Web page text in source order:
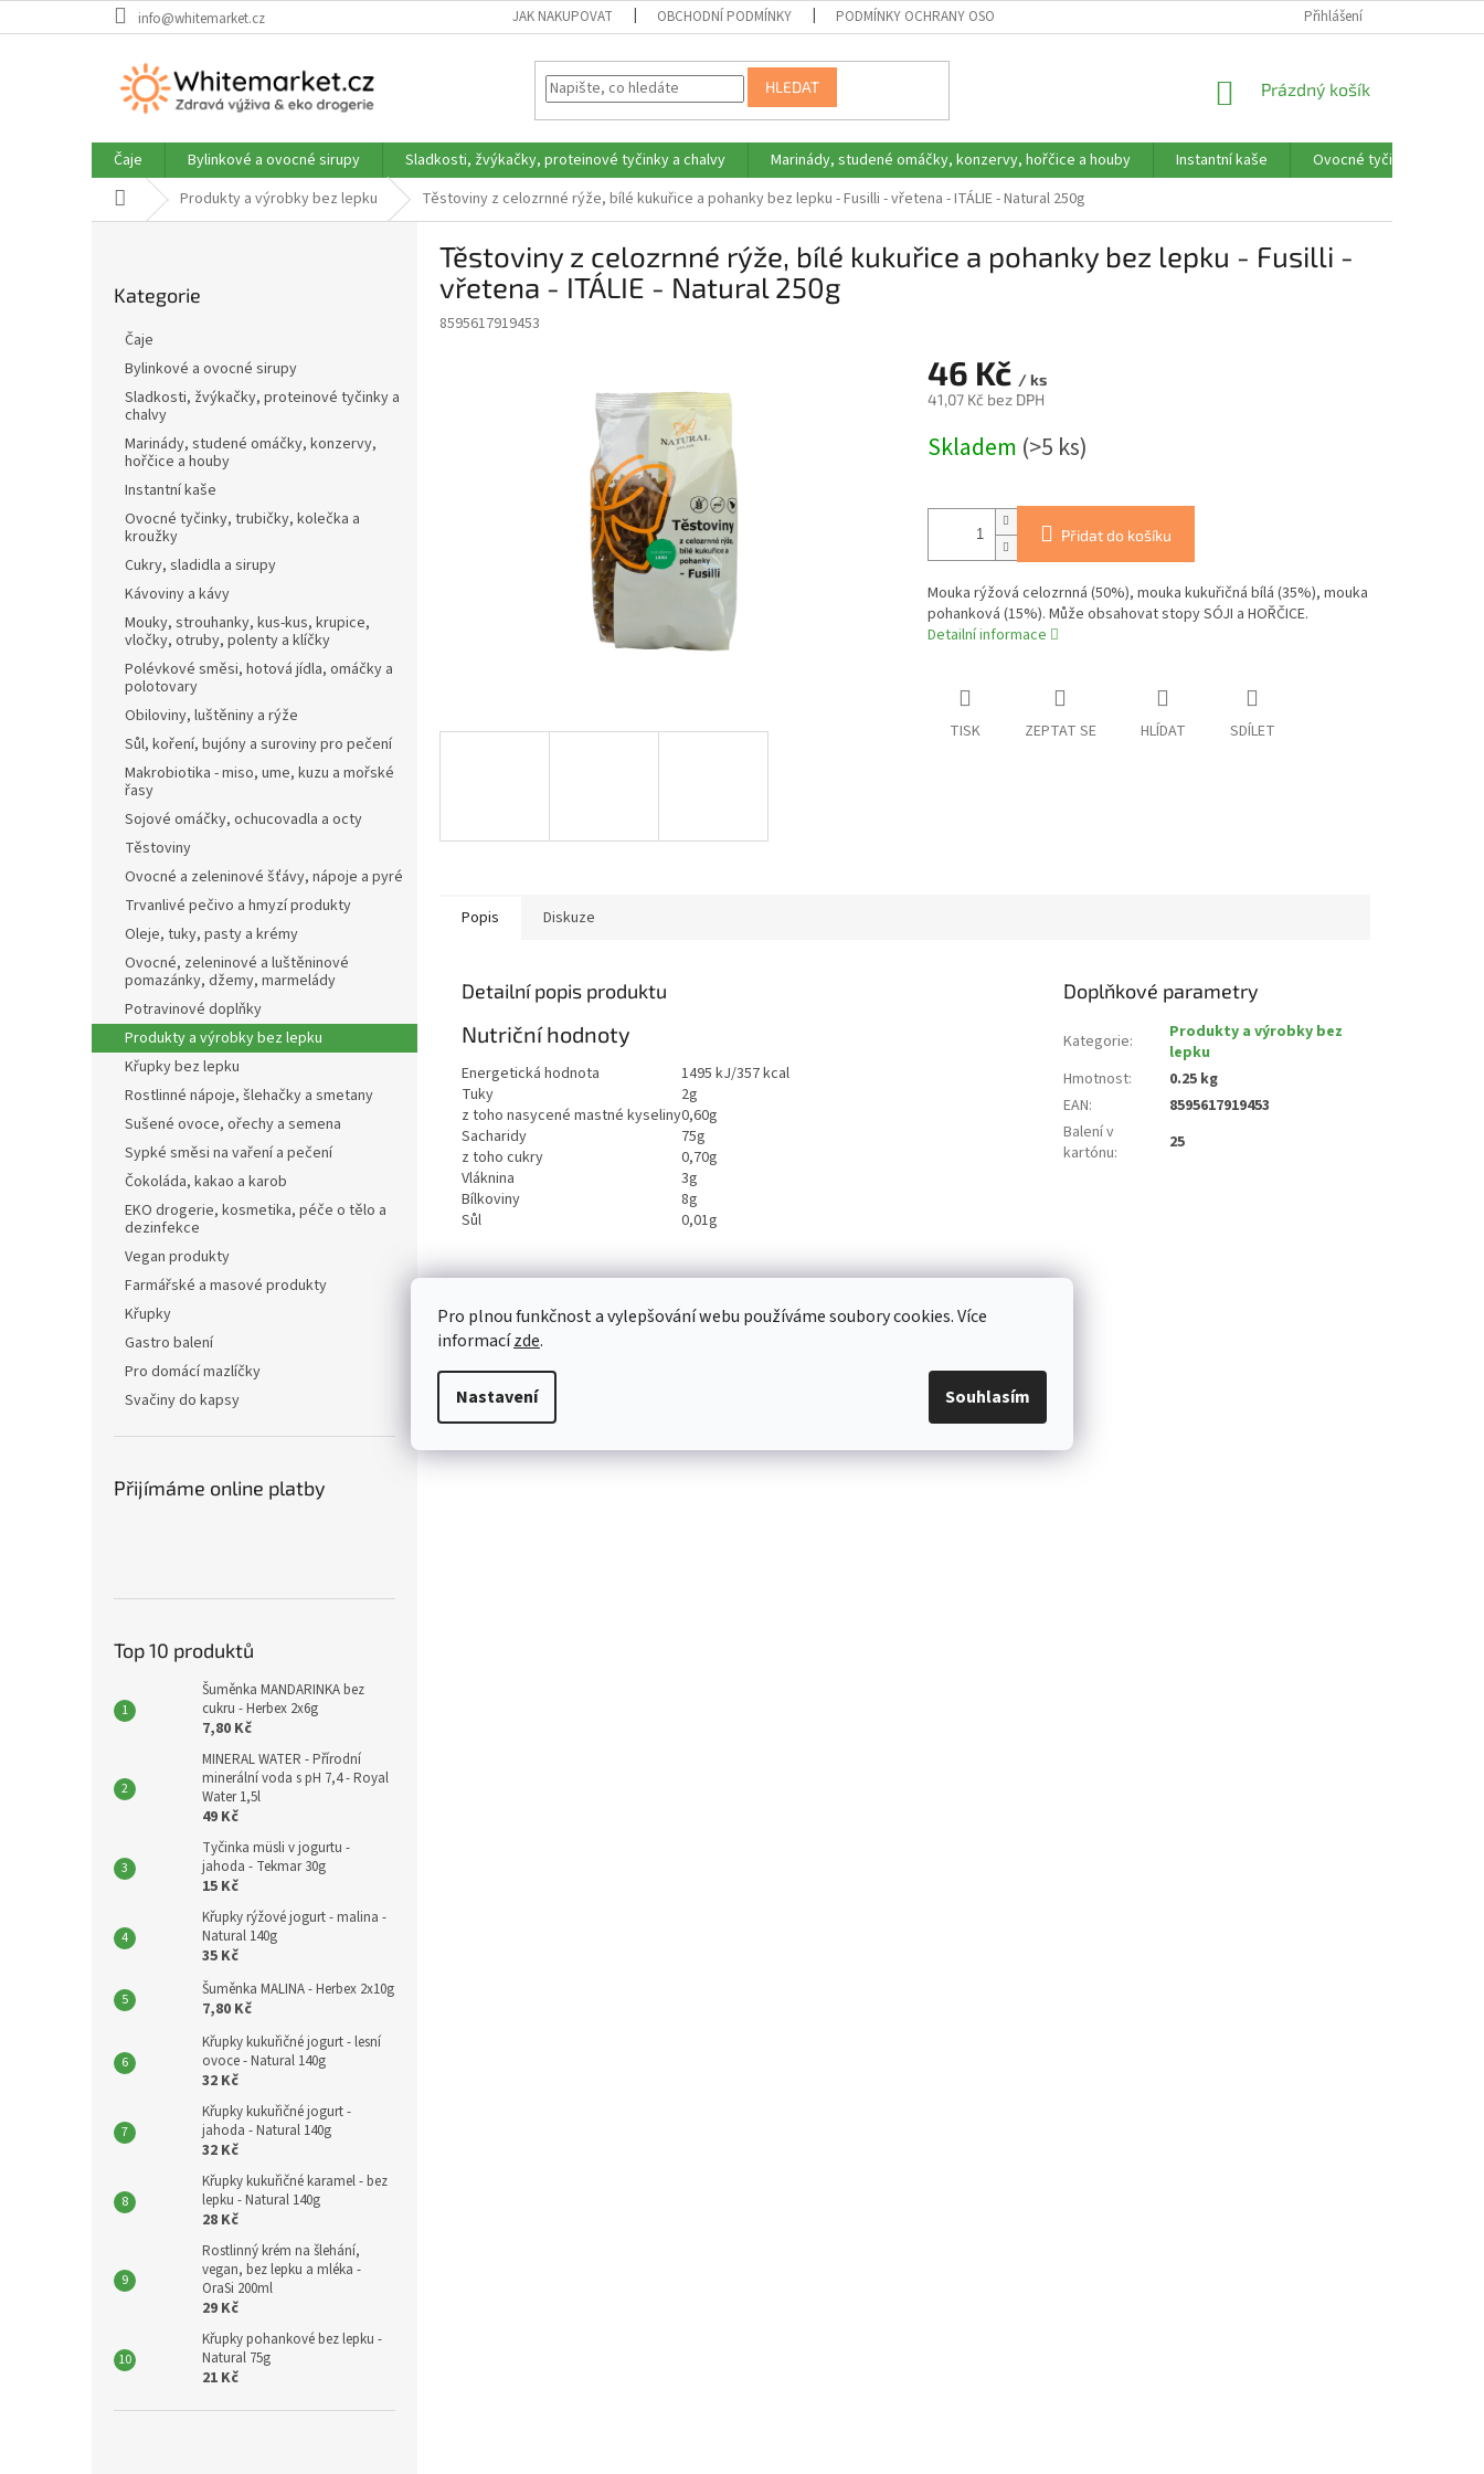
Pro plnou funkčnost a vylepšování webu používáme soubory cookies. Více
informacízde.
Nastavení Souhlasím
na
info@whitemarket.cz JAK NAKUPOVAT OBCHODNÍ PODMÍNKY PODMÍNKY OCHRANY OSOBNÍCH ÚDAJŮ Přihlášení
HLEDAT
NÁKUPNÍ
Prázdný košík
Čaje Bylinkové a ovocné sirupy Sladkosti, žvýkačky, proteinové tyčinky a chalvy Marinády, studené omáčky, konzervy, hořčice a houby Instantní kaše
Ovocné tyčinky,
Domů Produkty a výrobky bez lepku Těstoviny z celozrnné rýže, bílé kukuřice a pohanky bez lepku - Fusilli - vřetena - ITÁLIE - Natural 250g
kategorie
Kategorie
Čaje
Bylinkové a ovocné sirupy
Sladkosti, žvýkačky, proteinové tyčinky a
chalvy
Marinády, studené omáčky, konzervy,
hořčice a houby
Instantní kaše
Ovocné tyčinky, trubičky, kolečka a
kroužky
Cukry, sladidla a sirupy
Kávoviny a kávy
Mouky, strouhanky, kus-kus, krupice,
vločky, otruby, polenty a klíčky
Polévkové směsi, hotová jídla, omáčky a
polotovary
Obiloviny, luštěniny a rýže
Sůl, koření, bujóny a suroviny pro pečení
Makrobiotika - miso, ume, kuzu a mořské
řasy
Sojové omáčky, ochucovadla a octy
Těstoviny
Ovocné a zeleninové šťávy, nápoje a pyré
Trvanlivé pečivo a hmyzí produkty
Oleje, tuky, pasty a krémy
Ovocné, zeleninové a luštěninové
pomazánky, džemy, marmelády
Potravinové doplňky
Produkty a výrobky bez lepku
Křupky bez lepku
Rostlinné nápoje, šlehačky a smetany
Sušené ovoce, ořechy a semena
Sypké směsi na vaření a pečení
Čokoláda, kakao a karob
EKO drogerie, kosmetika, péče o tělo a
dezinfekce
Vegan produkty
Farmářské a masové produkty
Křupky
Gastro balení
Pro domácí mazlíčky
Svačiny do kapsy
Přijímáme online platby
Top 10 produktů
Šuměnka MANDARINKA bez
cukru - Herbex 2x6g
7,80 Kč
MINERAL WATER - Přírodní
minerální voda s pH 7,4 - Royal
Water 1,5l
49 Kč
Tyčinka müsli v jogurtu -
jahoda - Tekmar 30g
15 Kč
Křupky rýžové jogurt - malina -
Natural 140g
35 Kč
Šuměnka MALINA - Herbex 2x10g
7,80 Kč
Křupky kukuřičné jogurt - lesní
ovoce - Natural 140g
32 Kč
Křupky kukuřičné jogurt -
jahoda - Natural 140g
32 Kč
Křupky kukuřičné karamel - bez
lepku - Natural 140g
28 Kč
Rostlinný krém na šlehání,
vegan, bez lepku a mléka -
OraSi 200ml
29 Kč
Křupky pohankové bez lepku -
Natural 75g
21 Kč
Těstoviny z celozrnné rýže, bílé kukuřice a pohanky bez lepku - Fusilli -
vřetena - ITÁLIE - Natural 250g
8595617919453
46 Kč / ks
41,07 Kč bez DPH
cena:
Skladem (>5 ks)
Přidat do košíku
Mouka rýžová celozrnná (50%), mouka kukuřičná bílá (35%), mouka
pohanková (15%). Může obsahovat stopy SÓJI a HOŘČICE.
Detailní informace
TISK ZEPTAT SE HLÍDAT SDÍLET
Popis Diskuze
Detailní popis produktu
Nutriční hodnoty
Energetická hodnota
1495 kJ/357 kcal
Tuky
2g
z toho nasycené mastné kyseliny0,60g
Sacharidy
75g
z toho cukry
0,70g
Vláknina
3g
Bílkoviny
8g
Sůl
0,01g
Doplňkové parametry
Kategorie:
Produkty a výrobky bez
lepku
Hmotnost:
0.25 kg
EAN:
8595617919453
Balení v
kartónu: 25